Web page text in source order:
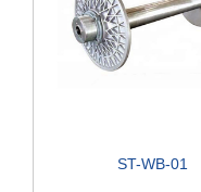
ST-WB-01